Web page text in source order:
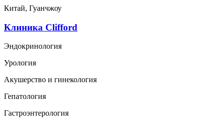
Китай, Гуанчжоу
Клиника Clifford
Эндокринология
Урология
Акушерство и гинекология
Гепатология
Гастроэнтерология